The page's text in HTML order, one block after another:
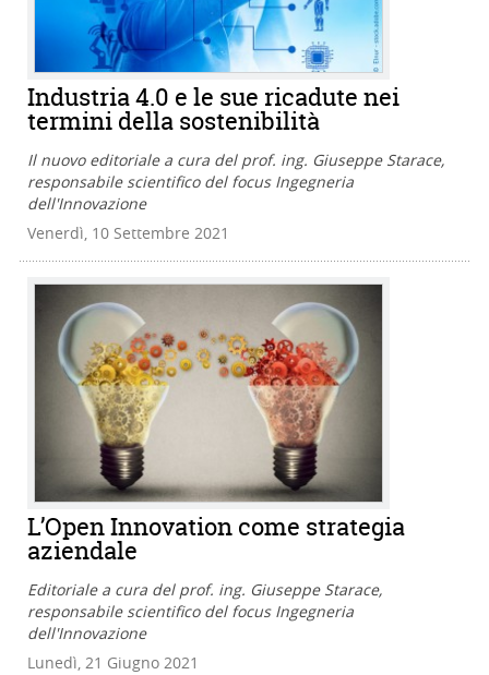
Industria 4.0 e le sue ricadute nei
termini della sostenibilità
Il nuovo editoriale a cura del prof. ing. Giuseppe Starace,
responsabile scientifico del focus Ingegneria
dell'Innovazione
Venerdì, 10 Settembre 2021
L’Open Innovation come strategia
aziendale
Editoriale a cura del prof. ing. Giuseppe Starace,
responsabile scientifico del focus Ingegneria
dell'Innovazione
Lunedì, 21 Giugno 2021